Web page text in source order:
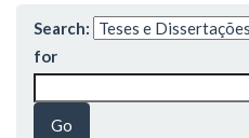
Search:
for